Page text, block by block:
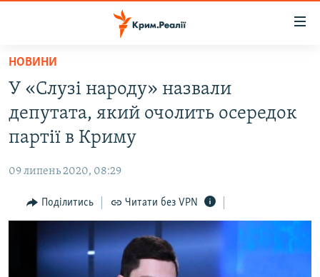
Перейти
основного
матеріалу
Перейти
до
основної
Перейти
до
ВОДА.КРИМ
ВІДЕО ТА ФОТО
БЛОГИ
ПОГЛЯД
НОВИНИ
У «Слузі народу» назвали
депутата, який очолить осередок
партії в Криму
09 липень 2020, 08:29
Поділитись Читати без VPN